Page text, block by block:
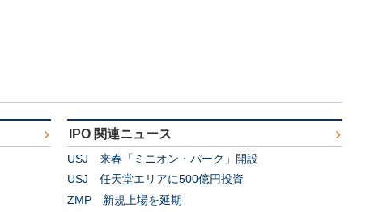
IPO 関連ニュース
USJ 来春「ミニオン・パーク」開設
USJ 任天堂エリアに500億円投資
ZMP 新規上場を延期